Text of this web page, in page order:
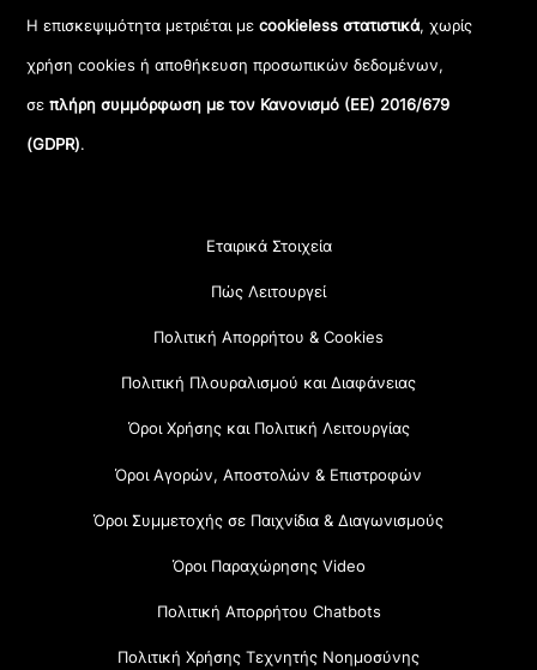
Η επισκεψιμότητα μετριέται μεcookieless στατιστικά, χωρίς
χρήση cookies ή αποθήκευση προσωπικών δεδομένων,
σεπλήρη συμμόρφωση με τον Κανονισμό (ΕΕ) 2016/679
(GDPR).
Εταιρικά Στοιχεία
Πώς Λειτουργεί
Πολιτική Απορρήτου & Cookies
Πολιτική Πλουραλισμού και Διαφάνειας
Όροι Χρήσης και Πολιτική Λειτουργίας
Όροι Αγορών, Αποστολών & Επιστροφών
Όροι Συμμετοχής σε Παιχνίδια & Διαγωνισμούς
Όροι Παραχώρησης Video
Πολιτική Απορρήτου Chatbots
Πολιτική Χρήσης Τεχνητής Νοημοσύνης